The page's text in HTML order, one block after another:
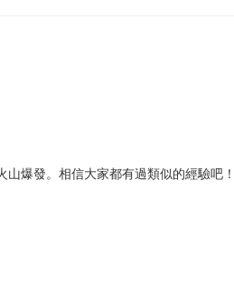
爆發。相信大家都有過類似的經驗吧！